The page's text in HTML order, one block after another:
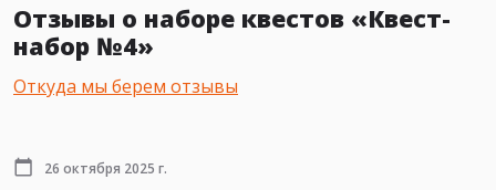
Отзывы о наборе квестов «Квест-
набор №4»
Откуда мы берем отзывы
26 октября 2025 г.